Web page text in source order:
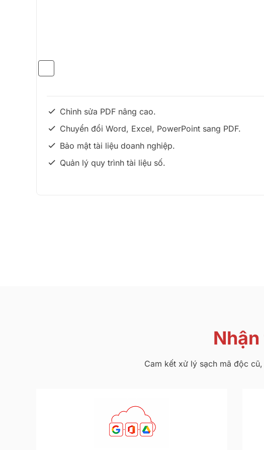
Chỉnh sửa PDF nâng cao.
Chuyển đổi Word, Excel, PowerPoint sang PDF.
Bảo mật tài liệu doanh nghiệp.
Quản lý quy trình tài liệu số.
Cam kết xử lý sạch mã độc